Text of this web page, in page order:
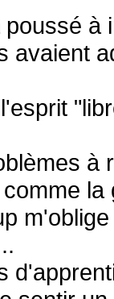
avaient
à